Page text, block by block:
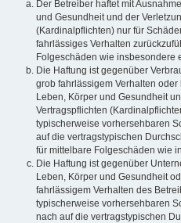
Der Betreiber haftet mit
und Gesundheit und der
(Kardinalpflichten) nur für
fahrlässiges Verhalten
Folgeschäden wie insbesondere
Die Haftung ist gegenüber
grob fahrlässigem Verhalten
Leben, Körper und Gesundheit
Vertragspflichten
typischerweise vorhersehbaren
auf die vertragstypischen
für mittelbare Folgeschäden wie
Die Haftung ist gegenüber
Leben, Körper und Gesundheit
fahrlässigem Verhalten des
typischerweise vorhersehbaren
nach auf die vertragstypischen